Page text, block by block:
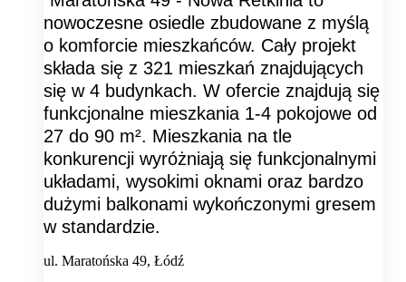
nowoczesne osiedle zbudowane z myślą
o komforcie mieszkańców. Cały projekt
składa się z 321 mieszkań znajdujących
się w 4 budynkach. W ofercie znajdują się
funkcjonalne mieszkania 1-4 pokojowe od
27 do 90 m². Mieszkania na tle
konkurencji wyróżniają się funkcjonalnymi
układami, wysokimi oknami oraz bardzo
dużymi balkonami wykończonymi gresem
w standardzie.
ul. Maratońska 49, Łódź